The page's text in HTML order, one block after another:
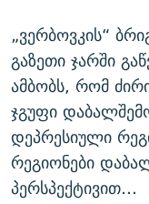
„ვერბოვკის“
გაზეთი ჯარში
ამბობს, რომ
ჯგუფი
დეპრესიული
რეგიონები
პერსპექტივით…